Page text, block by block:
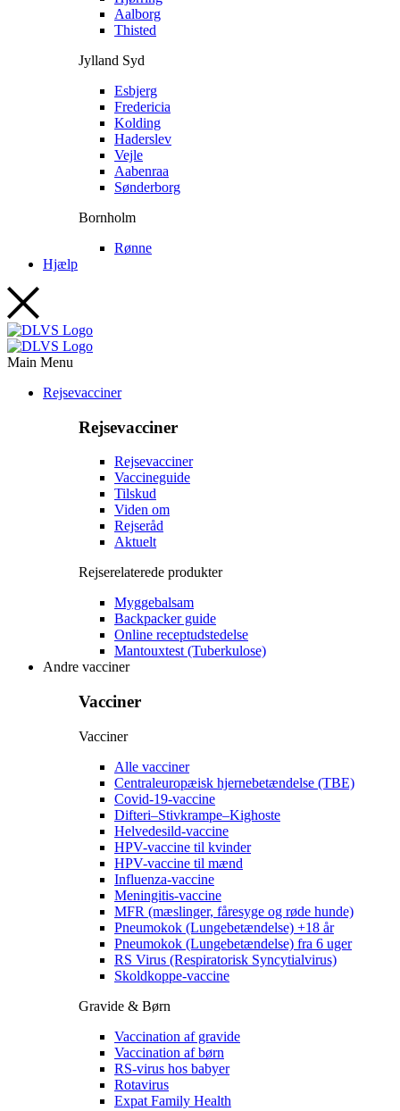
Aalborg
Thisted
Jylland Syd
Esbjerg
Fredericia
Kolding
Haderslev
Vejle
Aabenraa
Sønderborg
Bornholm
Rønne
Hjælp
Main Menu
Rejsevacciner
Rejsevacciner
Rejsevacciner
Vaccineguide
Tilskud
Viden om
Rejseråd
Aktuelt
Rejserelaterede produkter
Myggebalsam
Backpacker guide
Online receptudstedelse
Mantouxtest (Tuberkulose)
Andre vacciner
Vacciner
Vacciner
Alle vacciner
Centraleuropæisk hjernebetændelse (TBE)
Covid-19-vaccine
Difteri–Stivkrampe–Kighoste
Helvedesild-vaccine
HPV-vaccine til kvinder
HPV-vaccine til mænd
Influenza-vaccine
Meningitis-vaccine
MFR (mæslinger, fåresyge og røde hunde)
Pneumokok (Lungebetændelse) +18 år
Pneumokok (Lungebetændelse) fra 6 uger
RS Virus (Respiratorisk Syncytialvirus)
Skoldkoppe-vaccine
Gravide & Børn
Vaccination af gravide
Vaccination af børn
RS-virus hos babyer
Rotavirus
Expat Family Health